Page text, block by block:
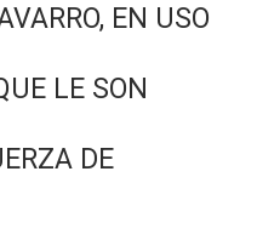
EN USO
LE SON
DE